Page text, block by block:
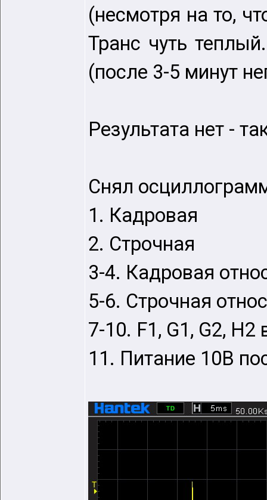
(несмотря на то,
Транс чуть
(после 3-5 минут
Результата нет -
Снял
1. Кадровая
2. Строчная
3-4. Кадровая
5-6. Строчная
7-10. F1, G1, G2,
11. Питание 10В